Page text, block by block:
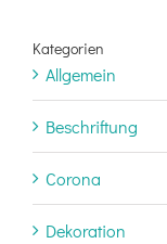
Kategorien
Allgemein
Beschriftung
Corona
Dekoration